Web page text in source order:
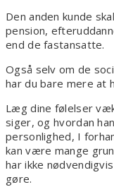
Den anden kunde
pension,
end de fastansatte.
Også selv om de
har du bare mere at
Læg dine følelser
siger, og hvordan
personlighed, I
kan være mange
har ikke
gøre.